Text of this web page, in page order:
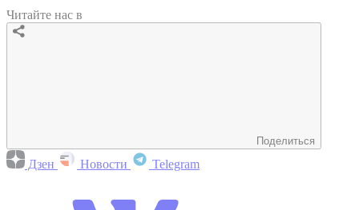
Читайте нас в
Поделиться
Дзен Новости Telegram